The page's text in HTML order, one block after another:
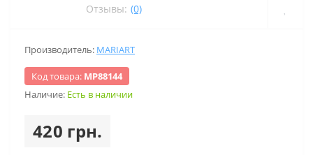
Отзывы: (0)
Производитель: MARIART
Код товара: МР88144
Наличие: Есть в наличии
420 грн.